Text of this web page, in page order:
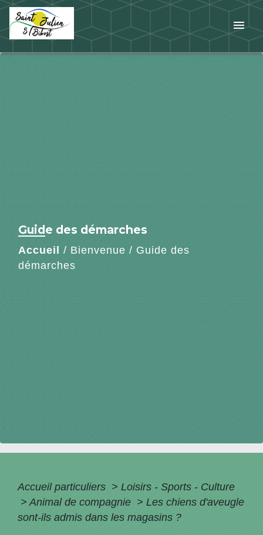
menu
Guide des démarches
Accueil / Bienvenue / Guide des
démarches
Accueil particuliers > Loisirs - Sports - Culture
> Animal de compagnie > Les chiens d'aveugle
sont-ils admis dans les magasins ?